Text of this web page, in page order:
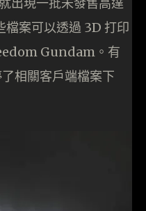
檔案可以透過 3D 打印
Gundam。有
相關客戶端檔案下